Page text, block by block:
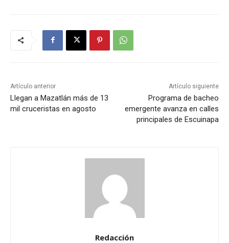
Artículo anterior
Llegan a Mazatlán más de 13
mil cruceristas en agosto
Artículo siguiente
Programa de bacheo
emergente avanza en calles
principales de Escuinapa
Redacción